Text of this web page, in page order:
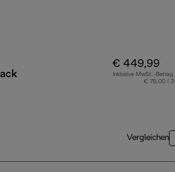
€ 449,99
Inklusive MwSt.-Betrag
€ 75,00 (
Vergleichen